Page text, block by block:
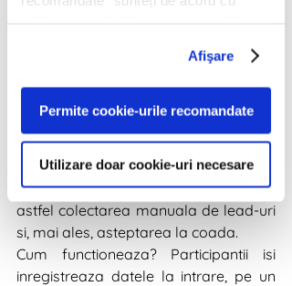
Afişare
Permite cookie-urile recomandate
Utilizare doar cookie-uri necesare
poate realiza remote iar
aproximativ o ora iar sistemul
functioneaza eficient, simplificand
schimbul de date, totul intr-un mediu
securizat, GDPR compliant. Se evita
astfel colectarea manuala de lead-uri
si, mai ales, asteptarea la coada.
Cum functioneaza? Participantii isi
inregistreaza datele la intrare, pe un